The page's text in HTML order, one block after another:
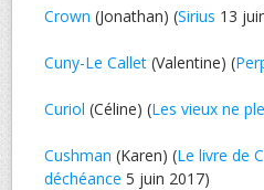
Crown (Jonathan) (Sirius 13
Cuny-Le Callet (Valentine) (
Curiol (Céline) (Les vieux ne
Cushman (Karen) (Le livre de
déchéance 5 juin 2017)